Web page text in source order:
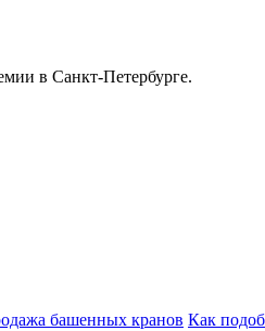
в Санкт-Петербурге.
башенных кранов Как